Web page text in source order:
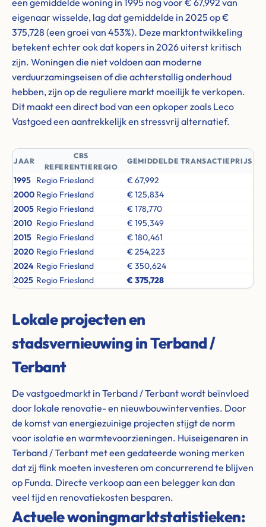
een gemiddelde woning in 1995 nog voor € 67,992 van
eigenaar wisselde, lag dat gemiddelde in 2025 op €
375,728 (een groei van 453%). Deze marktontwikkeling
betekent echter ook dat kopers in 2026 uiterst kritisch
zijn. Woningen die niet voldoen aan moderne
verduurzamingseisen of die achterstallig onderhoud
hebben, zijn op de reguliere markt moeilijk te verkopen.
Dit maakt een direct bod van een opkoper zoals Leco
Vastgoed een aantrekkelijk en stressvrij alternatief.
JAAR
CBS
REFERENTIEREGIO
GEMIDDELDE TRANSACTIEPRIJS
1995 Regio Friesland
€ 67,992
2000 Regio Friesland
€ 125,834
2005 Regio Friesland
€ 178,770
2010 Regio Friesland
€ 195,349
2015 Regio Friesland
€ 180,461
2020 Regio Friesland
€ 254,223
2024 Regio Friesland
€ 350,624
2025 Regio Friesland € 375,728
Lokale projecten en
stadsvernieuwing in Terband /
Terbant
De vastgoedmarkt in Terband / Terbant wordt beïnvloed
door lokale renovatie- en nieuwbouwinterventies. Door
de komst van energiezuinige projecten stijgt de norm
voor isolatie en warmtevoorzieningen. Huiseigenaren in
Terband / Terbant met een gedateerde woning merken
dat zij flink moeten investeren om concurrerend te blijven
op Funda. Directe verkoop aan een belegger kan dan
veel tijd en renovatiekosten besparen.
Actuele woningmarktstatistieken: